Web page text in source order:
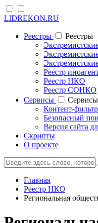
LIDREKON.RU
Реестры
Реестры
Реестр
Реестр НКО
Реестр СОНКО
Cервисы
Cервисы
Контент-фильтр
Безопасный
Версия сайта
Скрипты
О проекте
Главная
Реестр НКО
Региональная